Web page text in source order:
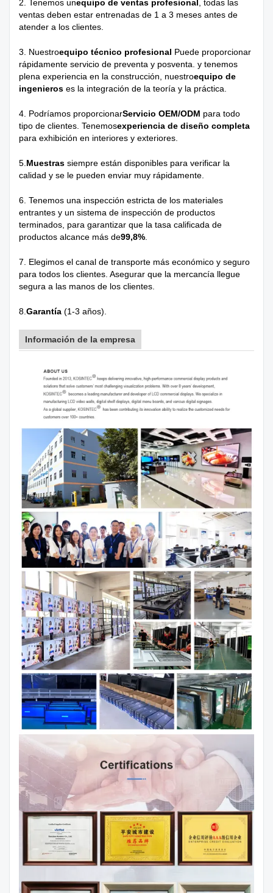
2. Tenemos unequipo de ventas profesional
, todas las
ventas deben estar entrenadas de 1 a 3 meses antes de
atender a los clientes.
3. Nuestroequipo técnico profesional Puede proporcionar
rápidamente servicio de preventa y posventa. y tenemos
plena experiencia en la construcción, nuestroequipo de
ingenieros es la integración de la teoría y la práctica.
4. Podríamos proporcionarServicio OEM/ODM para todo
tipo de clientes. Tenemosexperiencia de diseño completa
para exhibición en interiores y exteriores.
5. Muestras siempre están disponibles para verificar la
calidad y se le pueden enviar muy rápidamente.
6. Tenemos una inspección estricta de los materiales
entrantes y un sistema de inspección de productos
terminados, para garantizar que la tasa calificada de
productos alcance más de99,8%
7. Elegimos el canal de transporte más económico y seguro
para todos los clientes. Asegurar que la mercancía llegue
segura a las manos de los clientes.
8. Garantía (1-3 años).
Información de la empresa